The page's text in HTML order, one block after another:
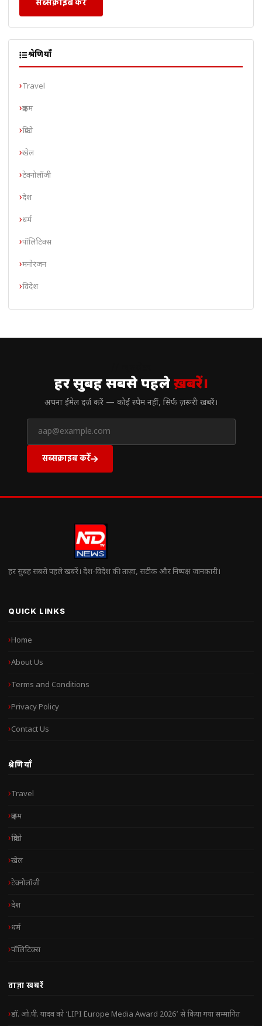
सब्सक्राइब करें
श्रेणियाँ
Travel
क्राइम
क्रिप्टो
खेल
टेक्नोलॉजी
देश
धर्म
पॉलिटिक्स
मनोरंजन
विदेश
हर सुबह सबसे पहलेख़बरें।
अपना ईमेल दर्ज करें — कोई स्पैम नहीं, सिर्फ ज़रूरी खबरें।
सब्सक्राइब करें
हर सुबह सबसे पहले खबरें। देश-विदेश की ताज़ा, सटीक और निष्पक्ष जानकारी।
QUICK LINKS
Home
About Us
Terms and Conditions
Privacy Policy
Contact Us
श्रेणियाँ
Travel
क्राइम
क्रिप्टो
खेल
टेक्नोलॉजी
देश
धर्म
पॉलिटिक्स
ताज़ा खबरें
डॉ. ओ.पी. यादव को ‘LIPI Europe Media Award 2026’ से किया गया सम्मानित